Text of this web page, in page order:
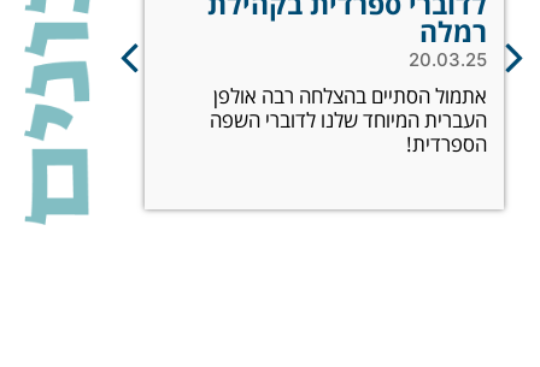
רמלה
20.03.25
אתמול הסתיים בהצלחה רבה אולפן
העברית המיוחד שלנו לדוברי השפה
הספרדית!
חיזוק,
18.02.25
עשינו את
קהילות
אוהלו